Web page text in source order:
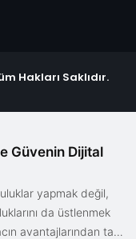
Hakları Saklıdır.
Güvenin Dijital
yapmak değil,
da üstlenmek
avantajlarından tam